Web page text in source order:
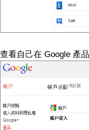
查看自己在 Google 產